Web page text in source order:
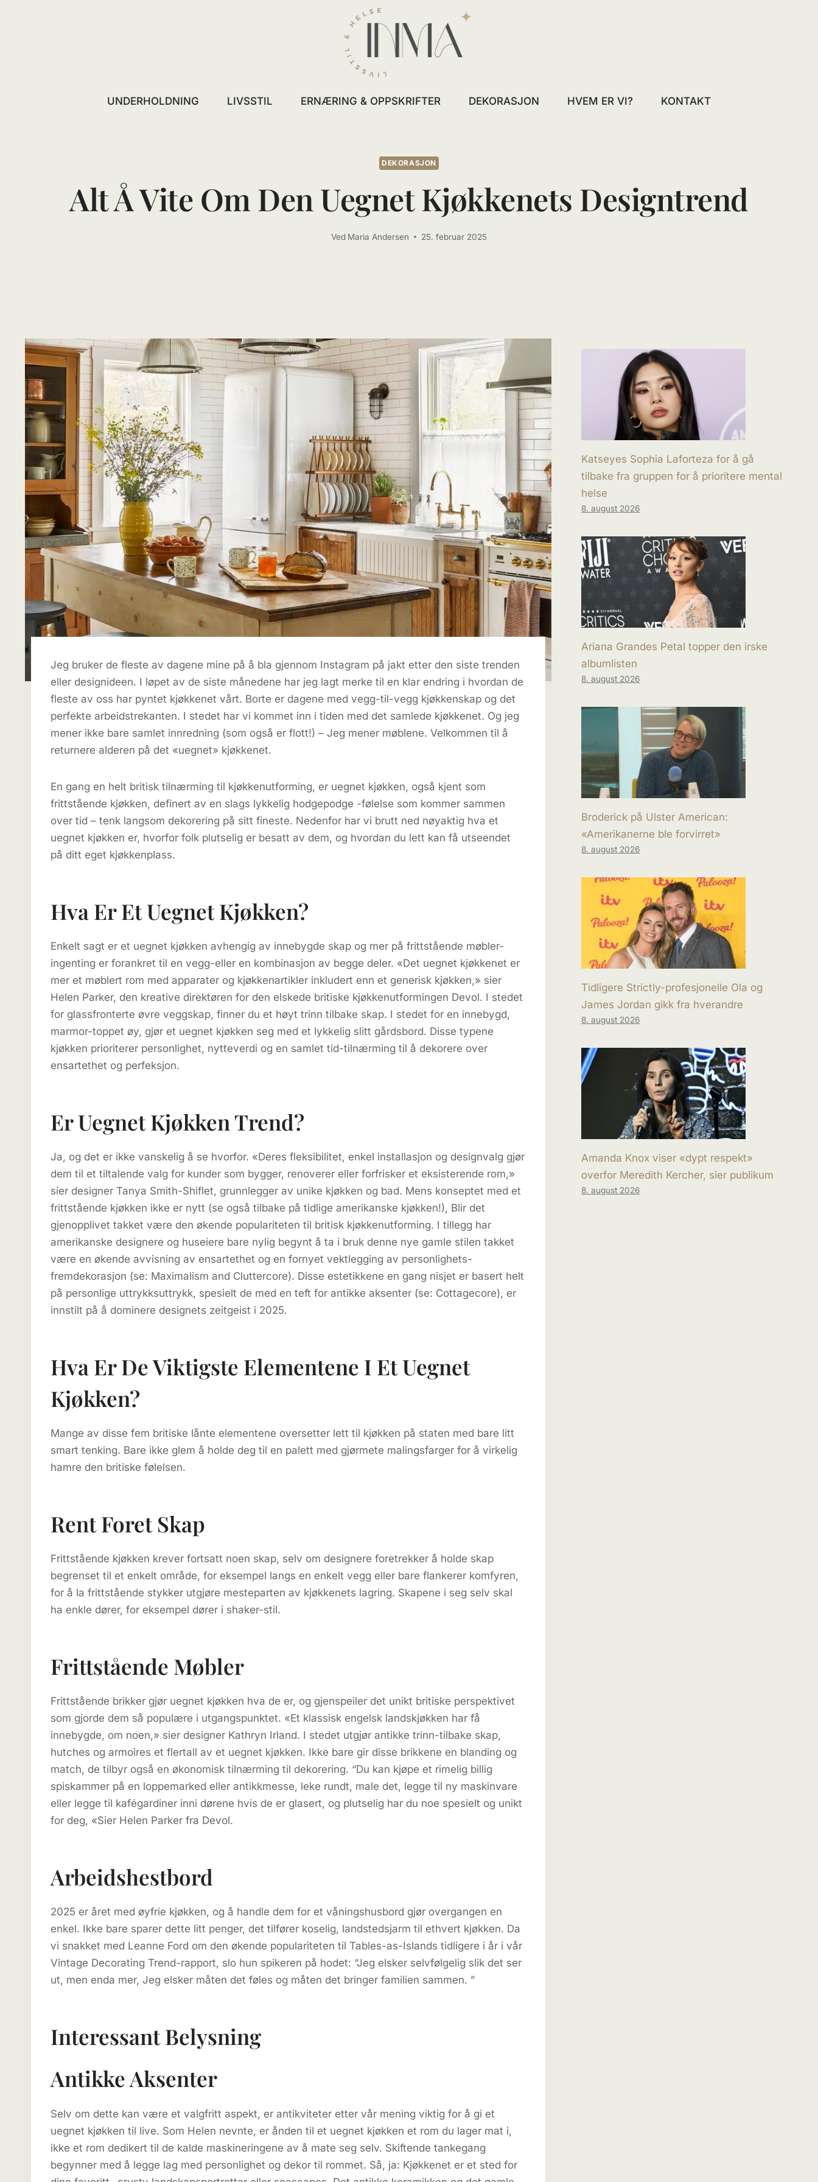
UNDERHOLDNING LIVSSTIL ERNÆRING & OPPSKRIFTER DEKORASJON HVEM ER VI? KONTAKT
DEKORASJON
Alt Å Vite Om Den Uegnet Kjøkkenets Designtrend
Ved Maria Andersen 25. februar 2025
Jeg bruker de fleste av dagene mine på å bla gjennom Instagram på jakt etter den siste trenden
eller designideen. I løpet av de siste månedene har jeg lagt merke til en klar endring i hvordan de
fleste av oss har pyntet kjøkkenet vårt. Borte er dagene med vegg-til-vegg kjøkkenskap og det
perfekte arbeidstrekanten. I stedet har vi kommet inn i tiden med det samlede kjøkkenet. Og jeg
mener ikke bare samlet innredning (som også er flott!) – Jeg mener møblene. Velkommen til å
returnere alderen på det «uegnet» kjøkkenet.
En gang en helt britisk tilnærming til kjøkkenutforming, er uegnet kjøkken, også kjent som
frittstående kjøkken, definert av en slags lykkelig hodgepodge -følelse som kommer sammen
over tid – tenk langsom dekorering på sitt fineste. Nedenfor har vi brutt ned nøyaktig hva et
uegnet kjøkken er, hvorfor folk plutselig er besatt av dem, og hvordan du lett kan få utseendet
på ditt eget kjøkkenplass.
Hva Er Et Uegnet Kjøkken?
Enkelt sagt er et uegnet kjøkken avhengig av innebygde skap og mer på frittstående møbler-
ingenting er forankret til en vegg-eller en kombinasjon av begge deler. «Det uegnet kjøkkenet er
mer et møblert rom med apparater og kjøkkenartikler inkludert enn et generisk kjøkken,» sier
Helen Parker, den kreative direktøren for den elskede britiske kjøkkenutformingen Devol. I stedet
for glassfronterte øvre veggskap, finner du et høyt trinn tilbake skap. I stedet for en innebygd,
marmor-toppet øy, gjør et uegnet kjøkken seg med et lykkelig slitt gårdsbord. Disse typene
kjøkken prioriterer personlighet, nytteverdi og en samlet tid-tilnærming til å dekorere over
ensartethet og perfeksjon.
Er Uegnet Kjøkken Trend?
Ja, og det er ikke vanskelig å se hvorfor. «Deres fleksibilitet, enkel installasjon og designvalg gjør
dem til et tiltalende valg for kunder som bygger, renoverer eller forfrisker et eksisterende rom,»
sier designer Tanya Smith-Shiflet, grunnlegger av unike kjøkken og bad. Mens konseptet med et
frittstående kjøkken ikke er nytt (se også tilbake på tidlige amerikanske kjøkken!), Blir det
gjenopplivet takket være den økende populariteten til britisk kjøkkenutforming. I tillegg har
amerikanske designere og huseiere bare nylig begynt å ta i bruk denne nye gamle stilen takket
være en økende avvisning av ensartethet og en fornyet vektlegging av personlighets-
fremdekorasjon (se: Maximalism and Cluttercore). Disse estetikkene en gang nisjet er basert helt
på personlige uttrykksuttrykk, spesielt de med en teft for antikke aksenter (se: Cottagecore), er
innstilt på å dominere designets zeitgeist i 2025.
Hva Er De Viktigste Elementene I Et Uegnet
Kjøkken?
Mange av disse fem britiske lånte elementene oversetter lett til kjøkken på staten med bare litt
smart tenking. Bare ikke glem å holde deg til en palett med gjørmete malingsfarger for å virkelig
hamre den britiske følelsen.
Rent Foret Skap
Frittstående kjøkken krever fortsatt noen skap, selv om designere foretrekker å holde skap
begrenset til et enkelt område, for eksempel langs en enkelt vegg eller bare flankerer komfyren,
for å la frittstående stykker utgjøre mesteparten av kjøkkenets lagring. Skapene i seg selv skal
ha enkle dører, for eksempel dører i shaker-stil.
Frittstående Møbler
Frittstående brikker gjør uegnet kjøkken hva de er, og gjenspeiler det unikt britiske perspektivet
som gjorde dem så populære i utgangspunktet. «Et klassisk engelsk landskjøkken har få
innebygde, om noen,» sier designer Kathryn Irland. I stedet utgjør antikke trinn-tilbake skap,
hutches og armoires et flertall av et uegnet kjøkken. Ikke bare gir disse brikkene en blanding og
match, de tilbyr også en økonomisk tilnærming til dekorering. “Du kan kjøpe et rimelig billig
spiskammer på en loppemarked eller antikkmesse, leke rundt, male det, legge til ny maskinvare
eller legge til kafégardiner inni dørene hvis de er glasert, og plutselig har du noe spesielt og unikt
for deg, «Sier Helen Parker fra Devol.
Arbeidshestbord
2025 er året med øyfrie kjøkken, og å handle dem for et våningshusbord gjør overgangen en
enkel. Ikke bare sparer dette litt penger, det tilfører koselig, landstedsjarm til ethvert kjøkken. Da
vi snakket med Leanne Ford om den økende populariteten til Tables-as-Islands tidligere i år i vår
Vintage Decorating Trend-rapport, slo hun spikeren på hodet: “Jeg elsker selvfølgelig slik det ser
ut, men enda mer, Jeg elsker måten det føles og måten det bringer familien sammen. ”
Interessant Belysning
Antikke Aksenter
Selv om dette kan være et valgfritt aspekt, er antikviteter etter vår mening viktig for å gi et
uegnet kjøkken til live. Som Helen nevnte, er ånden til et uegnet kjøkken et rom du lager mat i,
ikke et rom dedikert til de kalde maskineringene av å mate seg selv. Skiftende tankegang
begynner med å legge lag med personlighet og dekor til rommet. Så, ja: Kjøkkenet er et sted for
Katseyes Sophia Laforteza for å gå
tilbake fra gruppen for å prioritere mental
helse
8. august 2026
Ariana Grandes Petal topper den irske
albumlisten
8. august 2026
Broderick på Ulster American:
«Amerikanerne ble forvirret»
8. august 2026
Tidligere Strictly-profesjonelle Ola og
James Jordan gikk fra hverandre
8. august 2026
Amanda Knox viser «dypt respekt»
overfor Meredith Kercher, sier publikum
8. august 2026